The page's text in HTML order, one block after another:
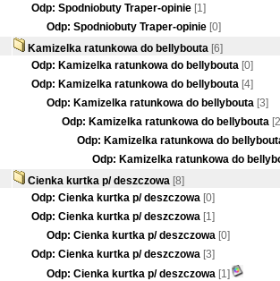
Odp: Spodniobuty Traper-opinie [1]
Odp: Spodniobuty Traper-opinie [0]
Kamizelka ratunkowa do bellybouta [6]
Odp: Kamizelka ratunkowa do bellybouta [0]
Odp: Kamizelka ratunkowa do bellybouta [4]
Odp: Kamizelka ratunkowa do bellybouta [3]
Odp: Kamizelka ratunkowa do bellybouta
Odp: Kamizelka ratunkowa do
Odp: Kamizelka ratunkowa do
Cienka kurtka p/ deszczowa [8]
Odp: Cienka kurtka p/ deszczowa [0]
Odp: Cienka kurtka p/ deszczowa [1]
Odp: Cienka kurtka p/ deszczowa [0]
Odp: Cienka kurtka p/ deszczowa [3]
Odp: Cienka kurtka p/ deszczowa [1]